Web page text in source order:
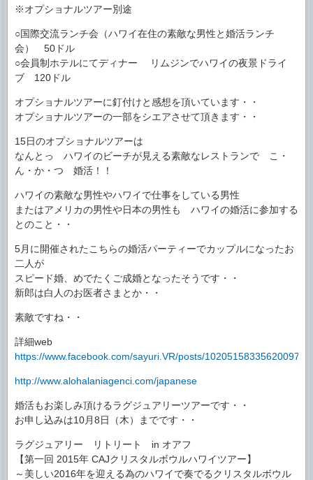
※オプショナルツアー別途
○国際交流ランチ会（ハワイ在住の素敵な男性と婚活ランチ
会） 50ドル
○会員制ホテルにてディナー リムジンでハワイの夜景ドライ
ブ 120ドル
オプショナルツアーに釘付けと感想を頂いています・・
オプショナルツアーの一部をシエアさせて頂きます・・
15日のオプショナルツアーは
なんとっ ハワイのビーチが見える素敵なレストランで こ・
ん・か・つ 婚活！！
ハワイの素敵な男性やハワイで仕事をしている男性
またはアメリカの男性や日本の男性も ハワイの婚活に参加する
とのこと・・
5月に開催されたこちらの婚活パーティーでカップルになったお
二人が
スピード婚、めでたくご成婚となったそうです・・
新郎は白人のお医者さまとか・・
素敵ですね・・
詳細web
https://www.facebook.com/sayuri.VR/posts/10205158335620097:0
http://www.alohalaniagenci.com/japanese
婚活もお楽しみ頂けるラグジュアリーツアーです・・
お申し込みは10月8日（木）までです・・
ラグジュアリー リトリート in オアフ
【第一回 2015年 CAJクリスタルボウルハワイツアー】
～美しい2016年を迎える為のハワイで奏でるクリスタルボウル